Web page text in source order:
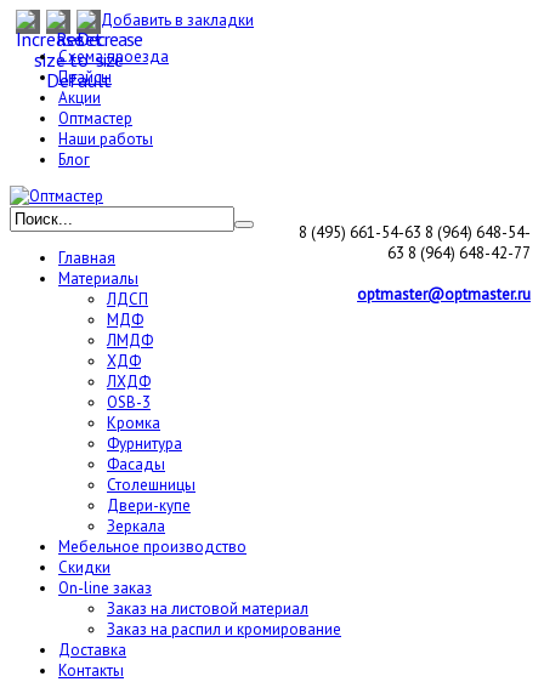
Добавить в закладки
Схема проезда
Прайсы
Акции
Оптмастер
Наши работы
Блог
8 (495) 661-54-63 8 (964) 648-54-
63 8 (964) 648-42-77
optmaster@optmaster.ru
Главная
Материалы
ЛДСП
МДФ
ЛМДФ
ХДФ
ЛХДФ
OSB-3
Кромка
Фурнитура
Фасады
Столешницы
Двери-купе
Зеркала
Мебельное производство
Скидки
On-line заказ
Заказ на листовой материал
Заказ на распил и кромирование
Доставка
Контакты